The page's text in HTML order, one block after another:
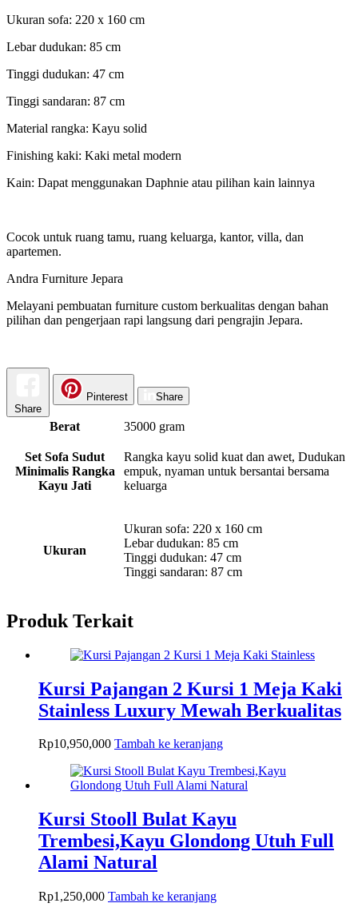
Ukuran sofa: 220 x 160 cm
Lebar dudukan: 85 cm
Tinggi dudukan: 47 cm
Tinggi sandaran: 87 cm
Material rangka: Kayu solid
Finishing kaki: Kaki metal modern
Kain: Dapat menggunakan Daphnie atau pilihan kain lainnya
Cocok untuk ruang tamu, ruang keluarga, kantor, villa, dan
apartemen.
Andra Furniture Jepara
Melayani pembuatan furniture custom berkualitas dengan bahan
pilihan dan pengerjaan rapi langsung dari pengrajin Jepara.
Share
Pinterest Share
Berat 35000 gram
Set Sofa Sudut
Minimalis Rangka
Kayu Jati
Rangka kayu solid kuat dan awet, Dudukan
empuk, nyaman untuk bersantai bersama
keluarga
Ukuran
Ukuran sofa: 220 x 160 cm
Lebar dudukan: 85 cm
Tinggi dudukan: 47 cm
Tinggi sandaran: 87 cm
Produk Terkait
Kursi Pajangan 2 Kursi 1 Meja Kaki
Stainless Luxury Mewah Berkualitas
Rp10,950,000 Tambah ke keranjang
Kursi Stooll Bulat Kayu
Trembesi,Kayu Glondong Utuh Full
Alami Natural
Rp1,250,000 Tambah ke keranjang